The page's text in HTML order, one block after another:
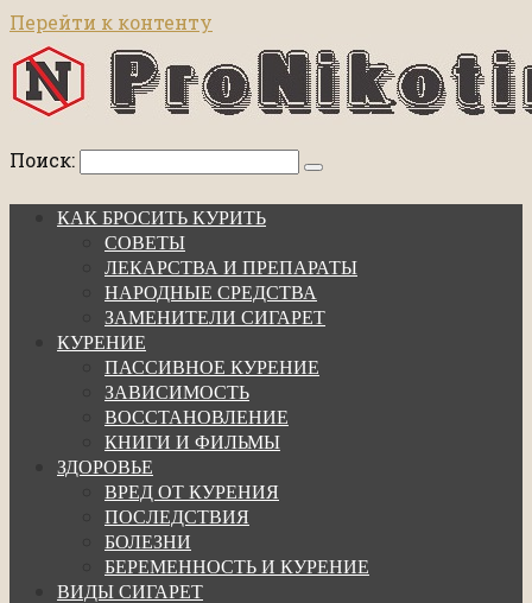
Перейти к контенту
Поиск:
КАК БРОСИТЬ КУРИТЬ
СОВЕТЫ
ЛЕКАРСТВА И ПРЕПАРАТЫ
НАРОДНЫЕ СРЕДСТВА
ЗАМЕНИТЕЛИ СИГАРЕТ
КУРЕНИЕ
ПАССИВНОЕ КУРЕНИЕ
ЗАВИСИМОСТЬ
ВОССТАНОВЛЕНИЕ
КНИГИ И ФИЛЬМЫ
ЗДОРОВЬЕ
ВРЕД ОТ КУРЕНИЯ
ПОСЛЕДСТВИЯ
БОЛЕЗНИ
БЕРЕМЕННОСТЬ И КУРЕНИЕ
ВИДЫ СИГАРЕТ